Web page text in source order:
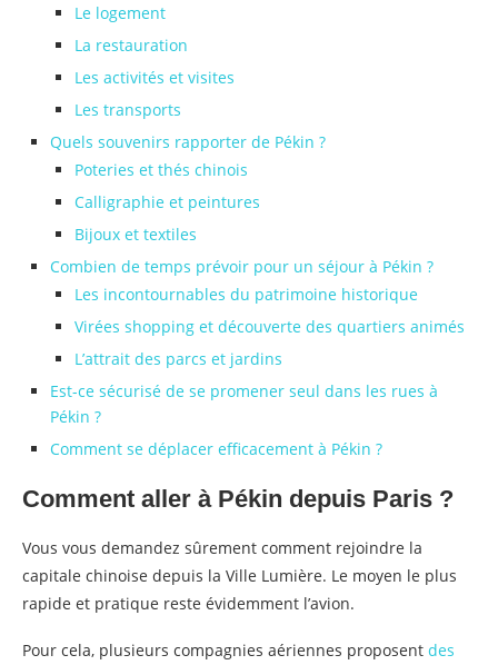
Le logement
La restauration
Les activités et visites
Les transports
Quels souvenirs rapporter de Pékin ?
Poteries et thés chinois
Calligraphie et peintures
Bijoux et textiles
Combien de temps prévoir pour un séjour à Pékin ?
Les incontournables du patrimoine historique
Virées shopping et découverte des quartiers animés
L’attrait des parcs et jardins
Est-ce sécurisé de se promener seul dans les rues à
Pékin ?
Comment se déplacer efficacement à Pékin ?
Comment aller à Pékin depuis Paris ?
Vous vous demandez sûrement comment rejoindre la
capitale chinoise depuis la Ville Lumière. Le moyen le plus
rapide et pratique reste évidemment l’avion.
Pour cela, plusieurs compagnies aériennes proposent des